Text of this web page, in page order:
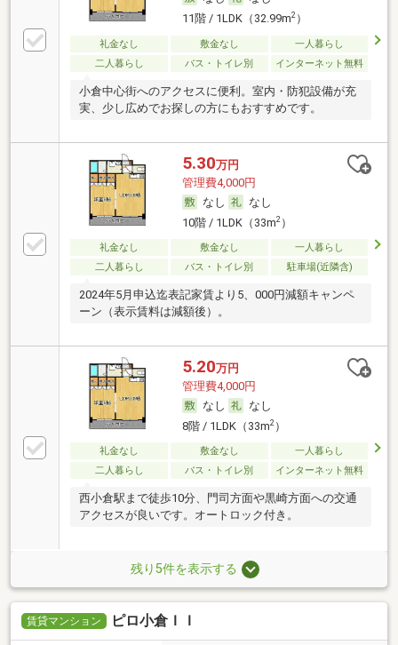
11階 / 1LDK（32.99m2）
礼金なし 敷金なし
一人暮らし
二人暮らし
バス・トイレ別 インターネット無料
小倉中心街へのアクセスに便利。室内・防犯設備が充
実、少し広めでお探しの方にもおすすめです。
5.30万円
管理費4,000円
なし
なし
10階 / 1LDK（33m2）
礼金なし 敷金なし
一人暮らし
二人暮らし
バス・トイレ別 駐車場(近隣含)
2024年5月申込迄表記家賃より5、000円減額キャンペ
ーン（表示賃料は減額後）。
5.20万円
管理費4,000円
なし
なし
8階 / 1LDK（33m2）
礼金なし 敷金なし
一人暮らし
二人暮らし
バス・トイレ別 インターネット無料
西小倉駅まで徒歩10分、門司方面や黒崎方面への交通
アクセスが良いです。オートロック付き。
残り5件を表示する
賃貸マンション ピロ小倉ＩＩ